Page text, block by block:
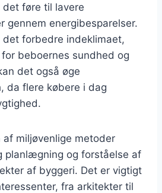
føre til lavere
gennem energibesparelser.
det forbedre indeklimaet,
beboernes sundhed og
det også øge
da flere købere i dag
af miljøvenlige metoder
planlægning og forståelse af
af byggeri. Det er vigtigt
fra arkitekter til